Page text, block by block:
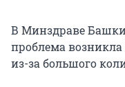
В Минздраве
проблема возникла
из-за большого